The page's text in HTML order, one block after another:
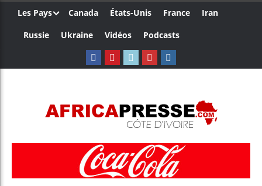
Les Pays Canada États-Unis France
Iran
Russie
Ukraine Vidéos Podcasts